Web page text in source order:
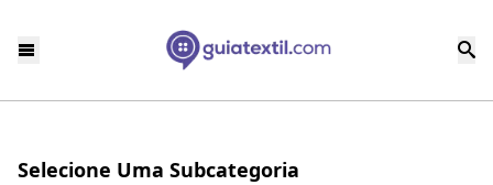
Selecione Uma Subcategoria